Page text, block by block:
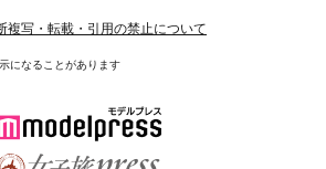
複写・転載・引用の禁止について
になることがあります